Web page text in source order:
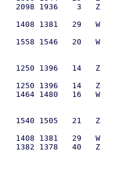
2098 1936    3   Z
1408 1381   29   W
1558 1546   20   W
1250 1396   14   Z
1250 1396   14   Z
1464 1480   16   W
1540 1505   21   Z
1408 1381   29   W
1382 1378   40   Z